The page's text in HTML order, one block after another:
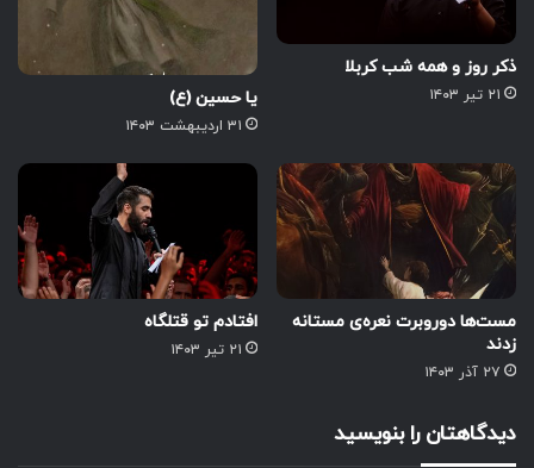
ذکر روز و همه شب کربلا
۲۱ تیر ۱۴۰۳ یا حسین (ع)
۳۱ اردیبهشت ۱۴۰۳
مست‌ها دوروبرت نعره‌ی مستانه
زدند
۲۷ آذر ۱۴۰۳
افتادم تو قتلگاه
۲۱ تیر ۱۴۰۳
دیدگاهتان را بنویسید